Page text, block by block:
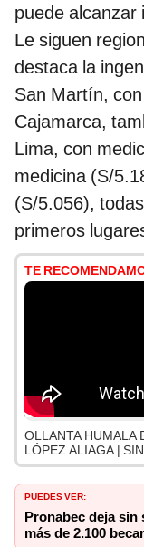
puede alcanzar
Le siguen
destaca la
San Martín,
Cajamarca,
Lima, con
medicina (S/
(S/5.056),
primeros
TE
OLLANTA HUMALA
LÓPEZ ALIAGA |
PUEDES VER:
Pronabec deja sin
más de 2.100